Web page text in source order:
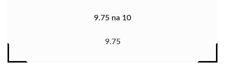
9.75 na 10
9.75